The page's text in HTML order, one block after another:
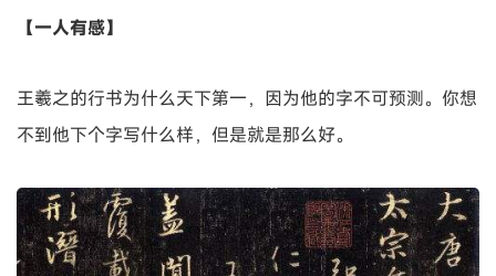
【一人有感】
王羲之的行书为什么天下第一，因为他的字不可预测。你想
不到他下个字写什么样，但是就是那么好。